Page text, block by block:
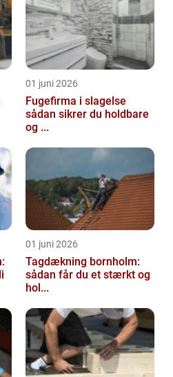
01 juni 2026
Fugefirma i slagelse
sådan sikrer du holdbare
og ...
01 juni 2026
Tagdækning bornholm:
sådan får du et stærkt og
hol...